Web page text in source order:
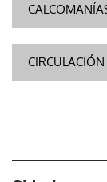
CIRCULACIÓN